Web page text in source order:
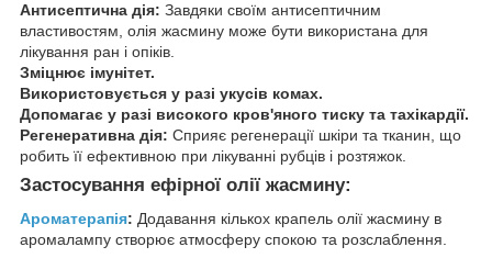
Антисептична дія: Завдяки своїм антисептичним
властивостям, олія жасмину може бути використана для
лікування ран і опіків.
Зміцнює імунітет.
Використовується у разі укусів комах.
Допомагає у разі високого кров'яного тиску та тахікардії.
Регенеративна дія: Сприяє регенерації шкіри та тканин, що
робить її ефективною при лікуванні рубців і розтяжок.
Застосування ефірної олії жасмину:
Ароматерапія: Додавання кількох крапель олії жасмину в
аромалампу створює атмосферу спокою та розслаблення.